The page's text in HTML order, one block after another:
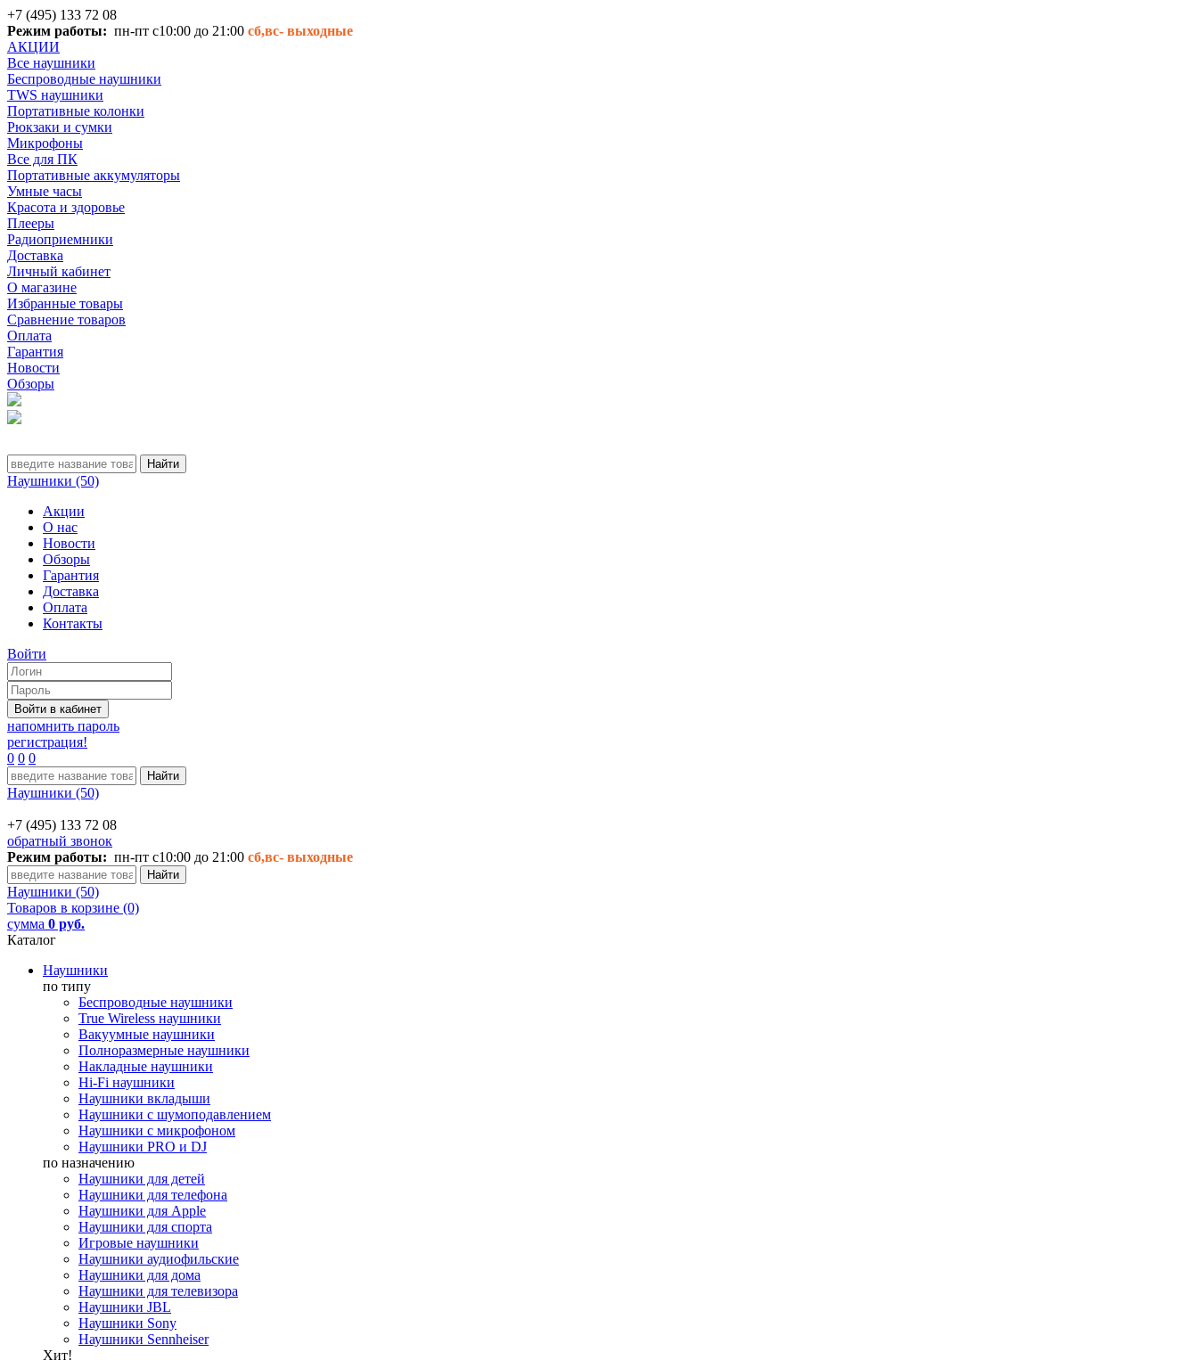
+7 (495) 133 72 08
Режим работы: пн-пт с10:00 до 21:00 сб,вс- выходные
АКЦИИ
Все наушники
Беспроводные наушники
TWS наушники
Портативные колонки
Рюкзаки и сумки
Микрофоны
Все для ПК
Портативные аккумуляторы
Умные часы
Красота и здоровье
Плееры
Радиоприемники
Доставка
Личный кабинет
О магазине
Избранные товары
Сравнение товаров
Оплата
Гарантия
Новости
Обзоры
Наушники (50)
Акции
О нас
Новости
Обзоры
Гарантия
Доставка
Оплата
Контакты
Войти
напомнить пароль
регистрация!
0 0 0
Наушники (50)
+7 (495) 133 72 08
обратный звонок
Режим работы: пн-пт с10:00 до 21:00 сб,вс- выходные
Наушники (50)
Товаров в корзине (0)
сумма 0 руб.
Каталог
Наушники
по типу
Беспроводные наушники
True Wireless наушники
Вакуумные наушники
Полноразмерные наушники
Накладные наушники
Hi-Fi наушники
Наушники вкладыши
Наушники с шумоподавлением
Наушники с микрофоном
Наушники PRO и DJ
по назначению
Наушники для детей
Наушники для телефона
Наушники для Apple
Наушники для спорта
Игровые наушники
Наушники аудиофильские
Наушники для дома
Наушники для телевизора
Наушники JBL
Наушники Sony
Наушники Sennheiser
Хит!